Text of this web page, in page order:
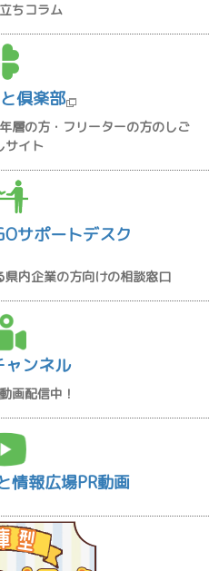
ちコラム
倶楽部
層の方・フリーターの方のしご
サイト
サポートデスク
内企業の方向けの相談窓口
ャンネル
画配信中！
情報広場PR動画